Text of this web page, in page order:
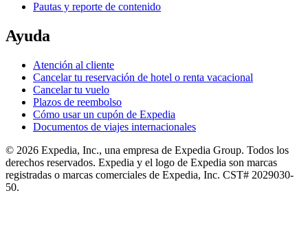
Pautas y reporte de contenido
Ayuda
Atención al cliente
Cancelar tu reservación de hotel o renta vacacional
Cancelar tu vuelo
Plazos de reembolso
Cómo usar un cupón de Expedia
Documentos de viajes internacionales
© 2026 Expedia, Inc., una empresa de Expedia Group. Todos los
derechos reservados. Expedia y el logo de Expedia son marcas
registradas o marcas comerciales de Expedia, Inc. CST# 2029030-
50.